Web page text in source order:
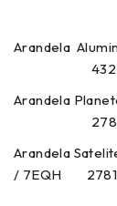
Arandela
Arandela
27827
Arandela
/ 7EQH